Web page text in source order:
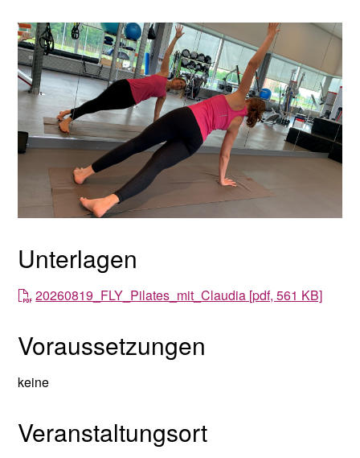
Unterlagen
20260819_FLY_Pilates_mit_Claudia [pdf, 561 KB]
Voraussetzungen
keine
Veranstaltungsort